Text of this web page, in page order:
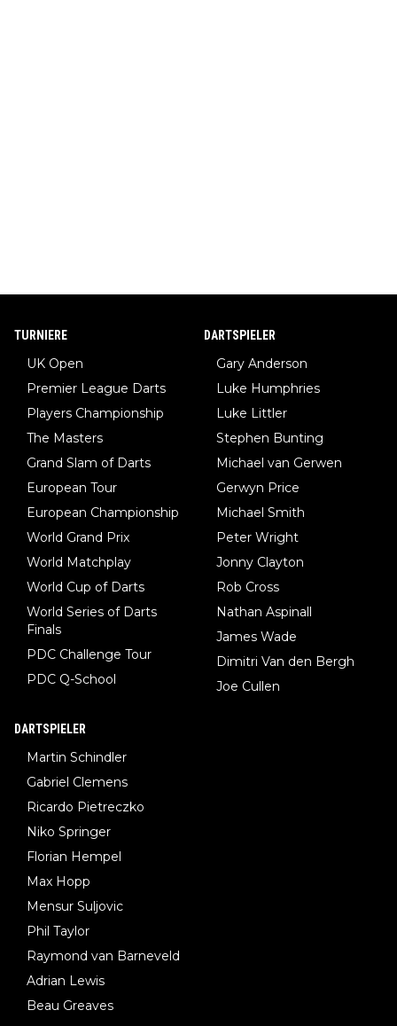
TURNIERE
UK Open
Premier League Darts
Players Championship
The Masters
Grand Slam of Darts
European Tour
European Championship
World Grand Prix
World Matchplay
World Cup of Darts
World Series of Darts
Finals
PDC Challenge Tour
PDC Q-School
DARTSPIELER
Gary Anderson
Luke Humphries
Luke Littler
Stephen Bunting
Michael van Gerwen
Gerwyn Price
Michael Smith
Peter Wright
Jonny Clayton
Rob Cross
Nathan Aspinall
James Wade
Dimitri Van den Bergh
Joe Cullen
DARTSPIELER
Martin Schindler
Gabriel Clemens
Ricardo Pietreczko
Niko Springer
Florian Hempel
Max Hopp
Mensur Suljovic
Phil Taylor
Raymond van Barneveld
Adrian Lewis
Beau Greaves